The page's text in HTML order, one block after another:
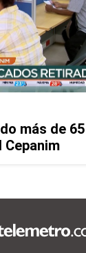
más de